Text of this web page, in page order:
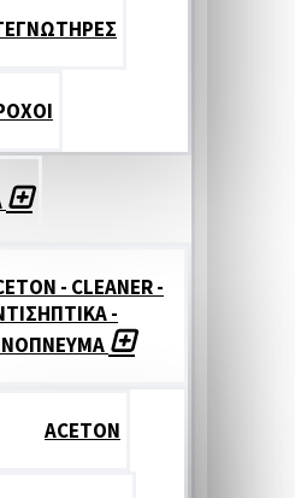
- CLEANER -
-
ACETON